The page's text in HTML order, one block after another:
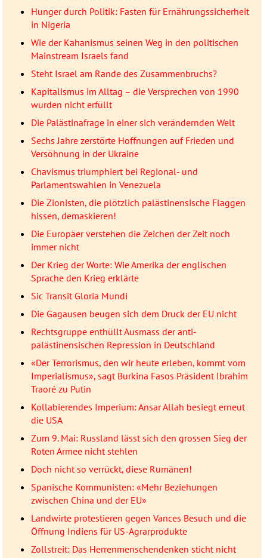
Hunger durch Politik: Fasten für Ernährungssicherheit
in Nigeria
Wie der Kahanismus seinen Weg in den politischen
Mainstream Israels fand
Steht Israel am Rande des Zusammenbruchs?
Kapitalismus im Alltag – die Versprechen von 1990
wurden nicht erfüllt
Die Palästinafrage in einer sich verändernden Welt
Sechs Jahre zerstörte Hoffnungen auf Frieden und
Versöhnung in der Ukraine
Chavismus triumphiert bei Regional- und
Parlamentswahlen in Venezuela
Die Zionisten, die plötzlich palästinensische Flaggen
hissen, demaskieren!
Die Europäer verstehen die Zeichen der Zeit noch
immer nicht
Der Krieg der Worte: Wie Amerika der englischen
Sprache den Krieg erklärte
Sic Transit Gloria Mundi
Die Gagausen beugen sich dem Druck der EU nicht
Rechtsgruppe enthüllt Ausmass der anti-
palästinensischen Repression in Deutschland
«Der Terrorismus, den wir heute erleben, kommt vom
Imperialismus», sagt Burkina Fasos Präsident Ibrahim
Traoré zu Putin
Kollabierendes Imperium: Ansar Allah besiegt erneut
die USA
Zum 9. Mai: Russland lässt sich den grossen Sieg der
Roten Armee nicht stehlen
Doch nicht so verrückt, diese Rumänen!
Spanische Kommunisten: «Mehr Beziehungen
zwischen China und der EU»
Landwirte protestieren gegen Vances Besuch und die
Öffnung Indiens für US-Agrarprodukte
Zollstreit: Das Herrenmenschendenken sticht nicht